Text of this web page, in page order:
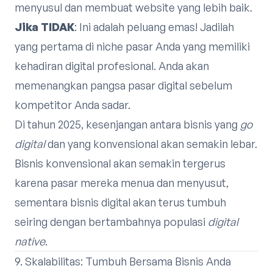
menyusul dan membuat website yang lebih baik.
Jika TIDAK: Ini adalah peluang emas! Jadilah
yang pertama di niche pasar Anda yang memiliki
kehadiran digital profesional. Anda akan
memenangkan pangsa pasar digital sebelum
kompetitor Anda sadar.
Di tahun 2025, kesenjangan antara bisnis yang go
digitaldan yang konvensional akan semakin lebar.
Bisnis konvensional akan semakin tergerus
karena pasar mereka menua dan menyusut,
sementara bisnis digital akan terus tumbuh
seiring dengan bertambahnya populasi digital
native.
9. Skalabilitas: Tumbuh Bersama Bisnis Anda